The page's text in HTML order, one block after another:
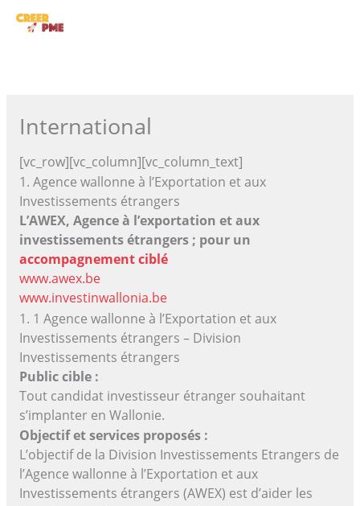
International
[vc_row][vc_column][vc_column_text]
1. Agence wallonne à l’Exportation et aux
Investissements étrangers
L’AWEX, Agence à l’exportation et aux
investissements étrangers ; pour un
accompagnement ciblé
www.awex.be
www.investinwallonia.be
1. 1 Agence wallonne à l’Exportation et aux
Investissements étrangers – Division
Investissements étrangers
Public cible :
Tout candidat investisseur étranger souhaitant
s’implanter en Wallonie.
Objectif et services proposés :
L’objectif de la Division Investissements Etrangers de
l’Agence wallonne à l’Exportation et aux
Investissements étrangers (AWEX) est d’aider les